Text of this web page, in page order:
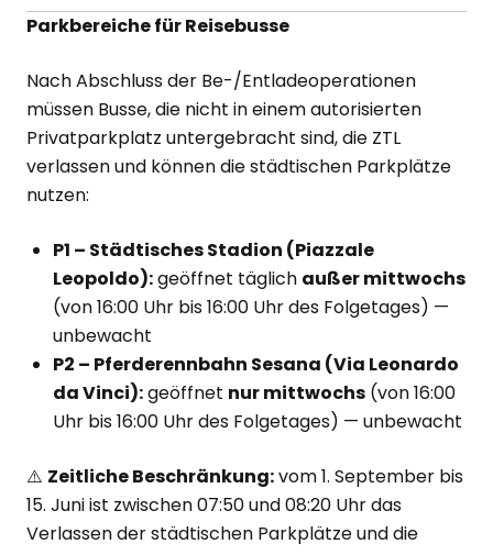
Parkbereiche für Reisebusse
Nach Abschluss der Be-/Entladeoperationen
müssen Busse, die nicht in einem autorisierten
Privatparkplatz untergebracht sind, die ZTL
verlassen und können die städtischen Parkplätze
nutzen:
P1 – Städtisches Stadion (Piazzale
Leopoldo):geöffnet täglich außer mittwochs
(von 16:00 Uhr bis 16:00 Uhr des Folgetages) —
unbewacht
P2 – Pferderennbahn Sesana (Via Leonardo
da Vinci):geöffnet nur mittwochs (von 16:00
Uhr bis 16:00 Uhr des Folgetages) — unbewacht
⚠️ Zeitliche Beschränkung:vom 1. September bis
15. Juni ist zwischen 07:50 und 08:20 Uhr das
Verlassen der städtischen Parkplätze und die